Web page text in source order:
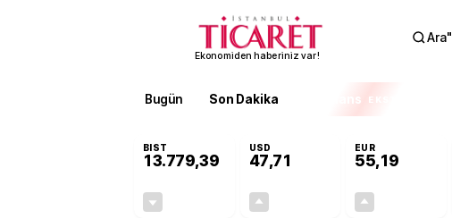
Ekonomiden haberiniz var!
Ara"
Bugün Son Dakika Finans EKSTRA
BIST
13.779,39
USD
47,71
EUR
55,19